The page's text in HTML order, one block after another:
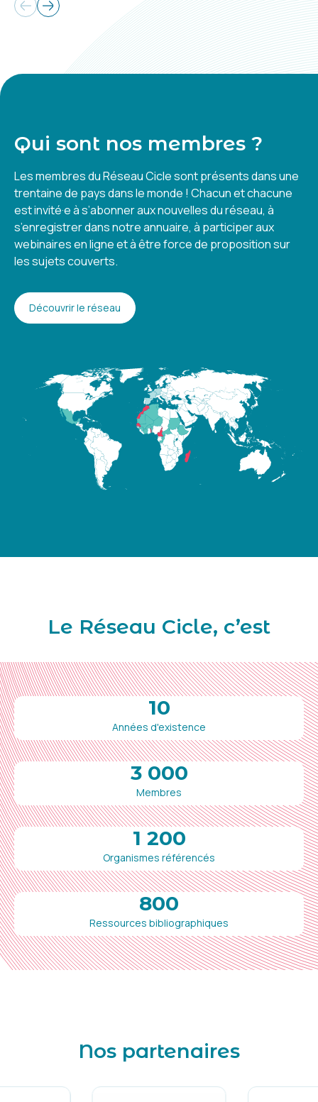
Qui sont nos membres ?
Les membres du Réseau Cicle sont présents dans une
trentaine de pays dans le monde ! Chacun et chacune
est invité·e à s’abonner aux nouvelles du réseau, à
s’enregistrer dans notre annuaire, à participer aux
webinaires en ligne et à être force de proposition sur
les sujets couverts.
Découvrir le réseau
Le Réseau Cicle, c’est
10
Années d'existence
3 000
Membres
1 200
Organismes référencés
800
Ressources bibliographiques
Nos partenaires